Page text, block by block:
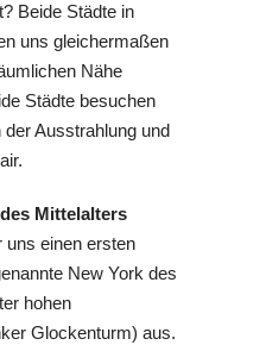
Beide Städte in
uns gleichermaßen
Nähe
Städte besuchen
Ausstrahlung und
Mittelalters
uns einen ersten
New York des
hohen
Glockenturm) aus.